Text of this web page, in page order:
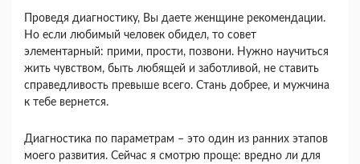
Проведя диагностику, Вы даете женщине рекомендации.
Но если любимый человек обидел, то совет
элементарный: прими, прости, позвони. Нужно научиться
жить чувством, быть любящей и заботливой, не ставить
справедливость превыше всего. Стань добрее, и мужчина
к тебе вернется.
Диагностика по параметрам – это один из ранних этапов
моего развития. Сейчас я смотрю проще: вредно ли для